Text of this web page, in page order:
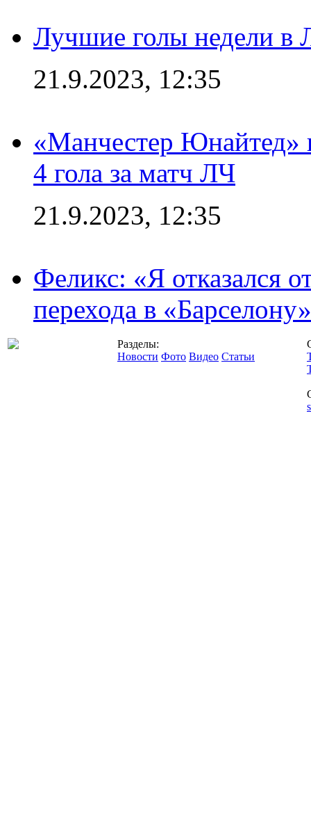
Лучшие голы недели в
21.9.2023, 12:35
«Манчестер Юнайтед»
4 гола за матч ЛЧ
21.9.2023, 12:35
Феликс: «Я отказался
перехода в «Барселону»
Разделы:
Новости Фото Видео Статьи